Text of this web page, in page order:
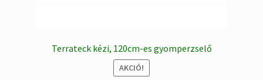
Terrateck kézi, 120cm-es gyomperzselő
AKCIÓ!